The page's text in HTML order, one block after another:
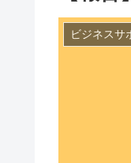
ビジネスサ